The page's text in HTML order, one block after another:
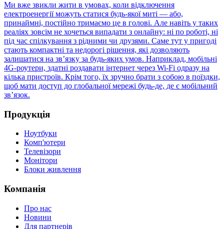
Ми вже звикли жити в умовах, коли відключення
електроенергії можуть статися будь-якої миті — або,
принаймні, постійно тримаємо це в голові. Але навіть у таких
реаліях зовсім не хочеться випадати з онлайну: ні по роботі, ні
під час спілкування з рідними чи друзями. Саме тут у пригоді
стають компактні та недорогі рішення, які дозволяють
залишатися на зв’язку за будь-яких умов. Наприклад, мобільні
4G-роутери, здатні роздавати інтернет через Wi-Fi одразу на
кілька пристроїв. Крім того, їх зручно брати з собою в поїздки,
щоб мати доступ до глобальної мережі будь-де, де є мобільний
зв’язок.
Продукція
Ноутбуки
Комп'ютери
Телевізори
Монітори
Блоки живлення
Компанія
Про нас
Новини
Для партнерів